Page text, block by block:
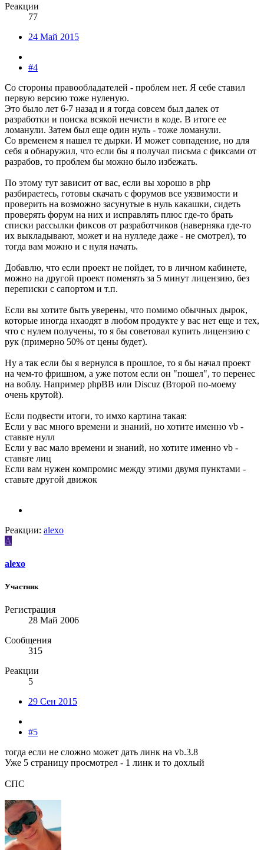
Реакции
77
24 Май 2015
#4
Со стороны правообладателей - проблем нет. Я себе ставил
первую версию тоже нуленую.
Это было лет 6-7 назад и я тогда совсем был далек от
разработки и поиска всякой нечисти в коде. В итоге ее
ломанули. Затем был еще один нуль - тоже ломанули.
Со временем я нашел те дырки. И может совпадение, но для
себя я обнаружил, что если бы я получал письма с фиксами от
разрабов, то проблем бы можно было избежать.
По этому тут зависит от вас, если вы хорошо в php
разбираетесь, готовы скачать с форумов все уязвимости и
проверить на возможно засунутые в нуль какашки, сидеть
проверять форум на них и исправлять плюс где-то брать
списки рассылки фиксов от разработчиков (наверняка где-то
их выкладывают, может и на нулледе даже - не смотрел), то
тогда вам можно и с нуля начать.
Добавлю, что если проект не пойдет, то в личном кабинете,
можно на другой проект поменять за 5 минут лицензию, без
переписки с сапортом и т.п.
Если вы хотите быть уверены, что помимо обычных дырок,
которые иногда нхаодят в любом продукте у вас нет еще и тех,
что с нулем получены, то я бы советовал купить лицензию с
рук (примерно 50% от цены будет).
Ну а так если бы я вернулся в прошлое, то я бы начал проект
на чем-то фришном, а уже потом если он "пошел", то перенес
на воблу. Например phpBB или Discuz (Второй по-моему
очень крутой).
Если подвести итоги, то имхо картина такая:
Если у вас много времени и знаний, но хотите именно vb -
ставьте нулл
Если у вас мало времени и знаний, но хотите именно vb -
ставьте лиц
Если вам нужен компромис между этими двумя пунктами -
ставьте другой движок
Реакции: alexo
A
alexo
Участник
Регистрация
28 Май 2006
Сообщения
315
Реакции
5
29 Сен 2015
#5
тогда если не сложно может дать линк на vb.3.8
Уже 5 страницу просмотрел - 1 линк и то дохлый
СПС